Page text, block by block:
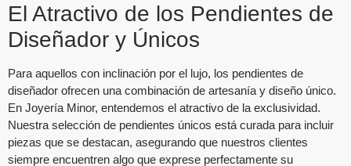
El Atractivo de los Pendientes de
Diseñador y Únicos
Para aquellos con inclinación por el lujo, los pendientes de
diseñador ofrecen una combinación de artesanía y diseño único.
En Joyería Minor, entendemos el atractivo de la exclusividad.
Nuestra selección de pendientes únicos está curada para incluir
piezas que se destacan, asegurando que nuestros clientes
siempre encuentren algo que exprese perfectamente su